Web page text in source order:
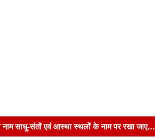
साधु-संतों एवं आस्था स्थलों के नाम पर रखा जाए...